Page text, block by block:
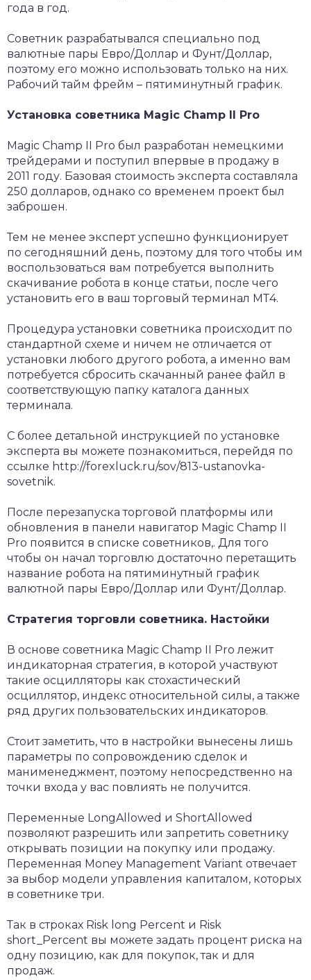
года в год.
Советник разрабатывался специально под
валютные пары Евро/Доллар и Фунт/Доллар,
поэтому его можно использовать только на них.
Рабочий тайм фрейм – пятиминутный график.
Установка советника Magic Champ II Pro
Magic Champ II Pro был разработан немецкими
трейдерами и поступил впервые в продажу в
2011 году. Базовая стоимость эксперта составляла
250 долларов, однако со временем проект был
заброшен.
Тем не менее эксперт успешно функционирует
по сегодняшний день, поэтому для того чтобы им
воспользоваться вам потребуется выполнить
скачивание робота в конце статьи, после чего
установить его в ваш торговый терминал МТ4.
Процедура установки советника происходит по
стандартной схеме и ничем не отличается от
установки любого другого робота, а именно вам
потребуется сбросить скачанный ранее файл в
соответствующую папку каталога данных
терминала.
С более детальной инструкцией по установке
эксперта вы можете познакомиться, перейдя по
ссылке http://forexluck.ru/sov/813-ustanovka-
sovetnik.
После перезапуска торговой платформы или
обновления в панели навигатор Magic Champ II
Pro появится в списке советников,. Для того
чтобы он начал торговлю достаточно перетащить
название робота на пятиминутный график
валютной пары Евро/Доллар или Фунт/Доллар.
Стратегия торговли советника. Настойки
В основе советника Magic Champ II Pro лежит
индикаторная стратегия, в которой участвуют
такие осцилляторы как стохастический
осциллятор, индекс относительной силы, а также
ряд других пользовательских индикаторов.
Стоит заметить, что в настройки вынесены лишь
параметры по сопровождению сделок и
манименеджмент, поэтому непосредственно на
точки входа у вас повлиять не получится.
Переменные LongAllowed и ShortAllowed
позволяют разрешить или запретить советнику
открывать позиции на покупку или продажу.
Переменная Money Management Variant отвечает
за выбор модели управления капиталом, которых
в советнике три.
Так в строках Risk long Percent и Risk
short_Percent вы можете задать процент риска на
одну позицию, как для покупок, так и для
продаж.